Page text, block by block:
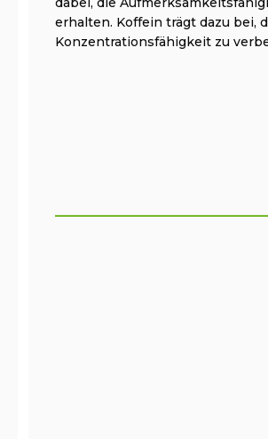
erhalten. Koffein trägt dazu bei,
Konzentrationsfähigkeit zu